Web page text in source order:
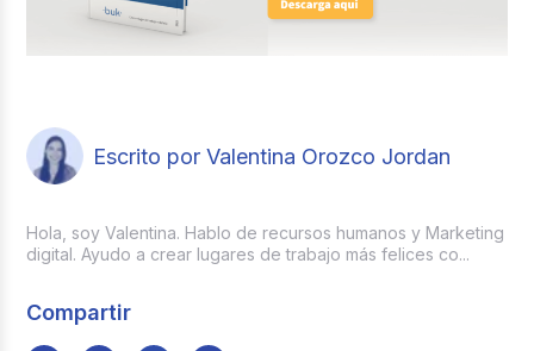
Escrito por Valentina Orozco Jordan
Hola, soy Valentina. Hablo de recursos humanos y Marketing
digital. Ayudo a crear lugares de trabajo más felices co...
Compartir